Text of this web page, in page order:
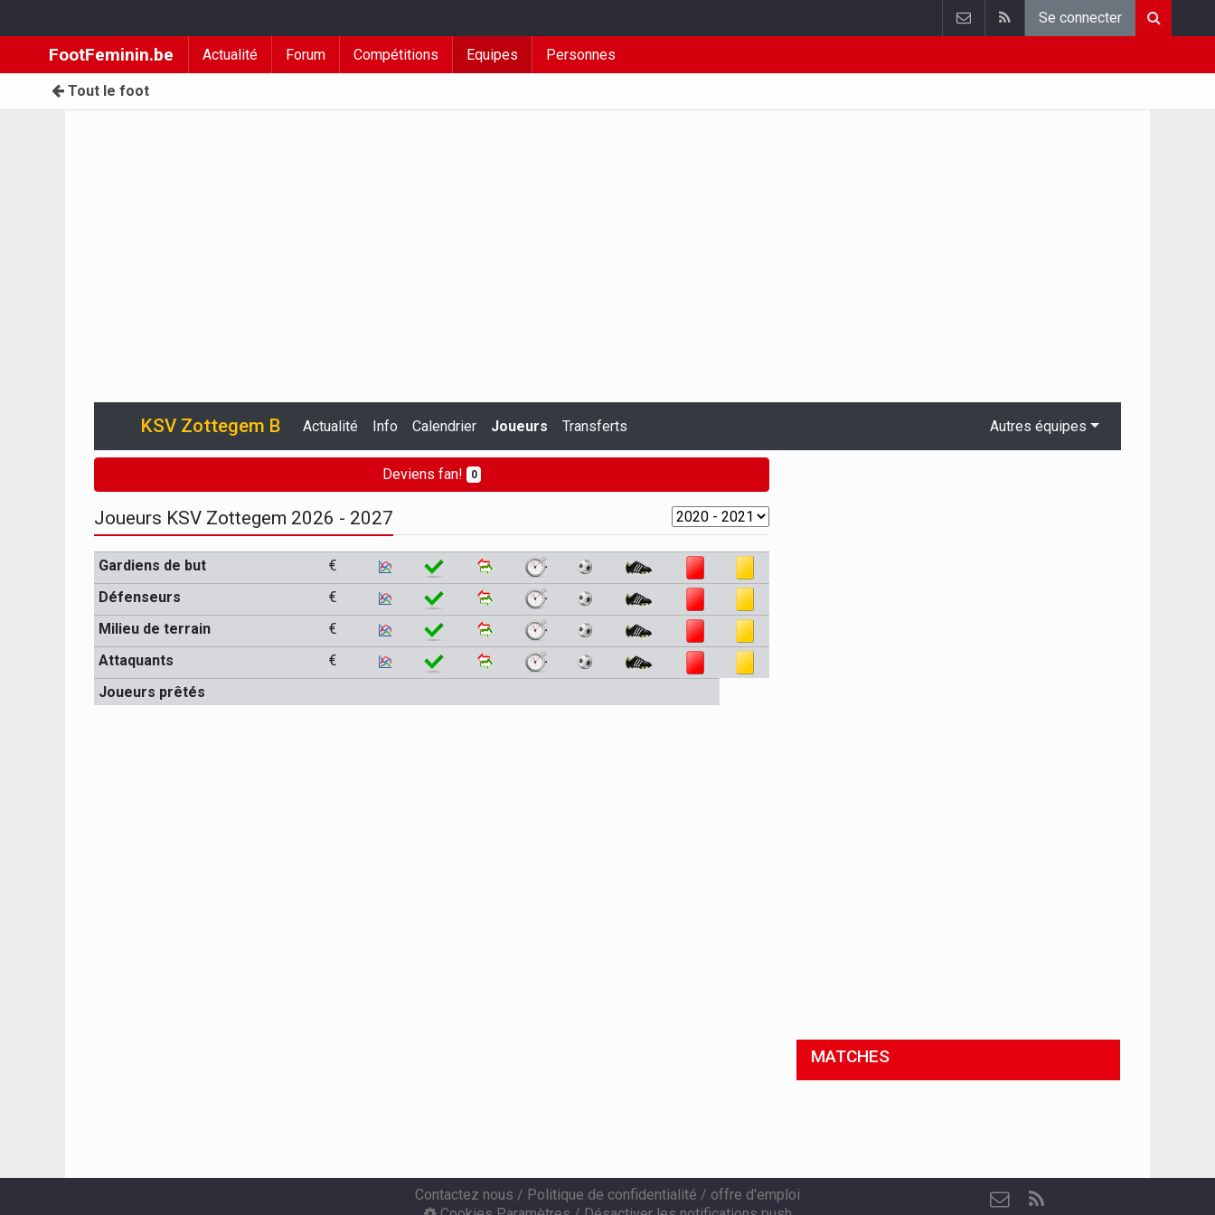
Se connecter
FootFeminin.be Actualité Forum Compétitions Equipes Personnes
Tout le foot
KSV Zottegem B Actualité Info Calendrier Joueurs Transferts Autres équipes
Deviens fan! 0
Joueurs KSV Zottegem 2026 - 2027
Gardiens de but
€
Défenseurs
€
Milieu de terrain
€
Attaquants
€
Joueurs prêtés
MATCHES
Contactez nous / Politique de confidentialité / offre d'emploi